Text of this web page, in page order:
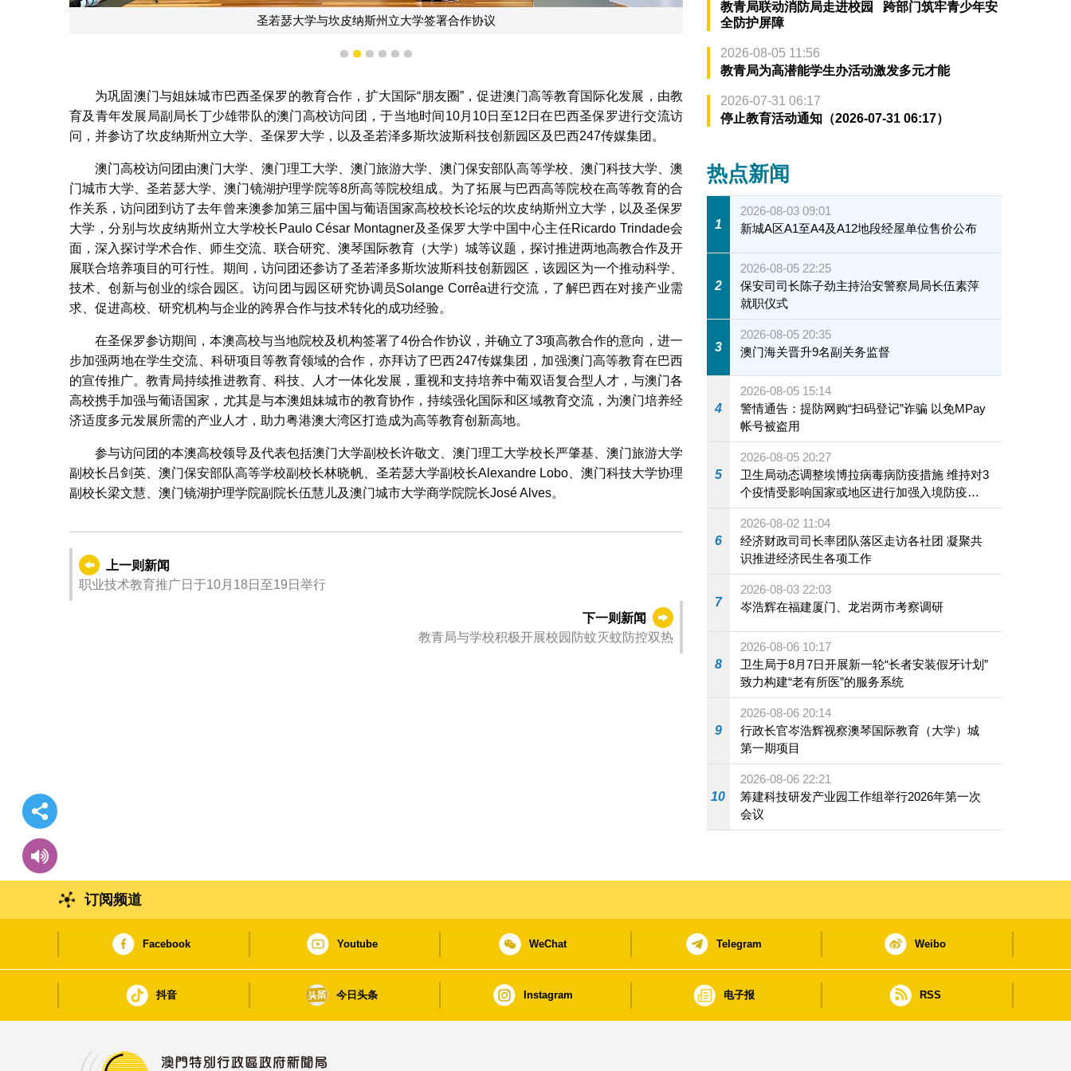
圣若瑟大学与坎皮纳斯州立大学签署合作协议
1 2 3 4 5 6
为巩固澳门与姐妹城市巴西圣保罗的教育合作，扩大国际“朋友圈”，促进澳门高等教育国际化发展，由教
育及青年发展局副局长丁少雄带队的澳门高校访问团，于当地时间10月10日至12日在巴西圣保罗进行交流访
问，并参访了坎皮纳斯州立大学、圣保罗大学，以及圣若泽多斯坎波斯科技创新园区及巴西247传媒集团。
澳门高校访问团由澳门大学、澳门理工大学、澳门旅游大学、澳门保安部队高等学校、澳门科技大学、澳
门城市大学、圣若瑟大学、澳门镜湖护理学院等8所高等院校组成。为了拓展与巴西高等院校在高等教育的合
作关系，访问团到访了去年曾来澳参加第三届中国与葡语国家高校校长论坛的坎皮纳斯州立大学，以及圣保罗
大学，分别与坎皮纳斯州立大学校长Paulo César Montagner及圣保罗大学中国中心主任Ricardo Trindade会
面，深入探讨学术合作、师生交流、联合研究、澳琴国际教育（大学）城等议题，探讨推进两地高教合作及开
展联合培养项目的可行性。期间，访问团还参访了圣若泽多斯坎波斯科技创新园区，该园区为一个推动科学、
技术、创新与创业的综合园区。访问团与园区研究协调员Solange Corrêa进行交流，了解巴西在对接产业需
求、促进高校、研究机构与企业的跨界合作与技术转化的成功经验。
在圣保罗参访期间，本澳高校与当地院校及机构签署了4份合作协议，并确立了3项高教合作的意向，进一
步加强两地在学生交流、科研项目等教育领域的合作，亦拜访了巴西247传媒集团，加强澳门高等教育在巴西
的宣传推广。教青局持续推进教育、科技、人才一体化发展，重视和支持培养中葡双语复合型人才，与澳门各
高校携手加强与葡语国家，尤其是与本澳姐妹城市的教育协作，持续强化国际和区域教育交流，为澳门培养经
济适度多元发展所需的产业人才，助力粤港澳大湾区打造成为高等教育创新高地。
参与访问团的本澳高校领导及代表包括澳门大学副校长许敬文、澳门理工大学校长严肇基、澳门旅游大学
副校长吕剑英、澳门保安部队高等学校副校长林晓帆、圣若瑟大学副校长Alexandre Lobo、澳门科技大学协理
副校长梁文慧、澳门镜湖护理学院副院长伍慧儿及澳门城市大学商学院院长José Alves。
上一则新闻
职业技术教育推广日于10月18日至19日举行
下一则新闻
教青局与学校积极开展校园防蚊灭蚊防控双热
教青局联动消防局走进校园 跨部门筑牢青少年安
全防护屏障
2026-08-05 11:56
教青局为高潜能学生办活动激发多元才能
2026-07-31 06:17
停止教育活动通知（2026-07-31 06:17）
热点新闻
1
2026-08-03 09:01
新城A区A1至A4及A12地段经屋单位售价公布
2
2026-08-05 22:25
保安司司长陈子劲主持治安警察局局长伍素萍
就职仪式
3
2026-08-05 20:35
澳门海关晋升9名副关务监督
4
2026-08-05 15:14
警情通告：提防网购“扫码登记”诈骗 以免MPay
帐号被盗用
5
2026-08-05 20:27
卫生局动态调整埃博拉病毒病防疫措施 维持对3
个疫情受影响国家或地区进行加强入境防疫措
施
6
2026-08-02 11:04
经济财政司司长率团队落区走访各社团 凝聚共
识推进经济民生各项工作
7
2026-08-03 22:03
岑浩辉在福建厦门、龙岩两市考察调研
8
2026-08-06 10:17
卫生局于8月7日开展新一轮“长者安装假牙计划”
致力构建“老有所医”的服务系统
9
2026-08-06 20:14
行政长官岑浩辉视察澳琴国际教育（大学）城
第一期项目
10
2026-08-06 22:21
筹建科技研发产业园工作组举行2026年第一次
会议
订阅频道
Facebook Youtube WeChat Telegram Weibo
抖音 今日头条 Instagram 电子报 RSS